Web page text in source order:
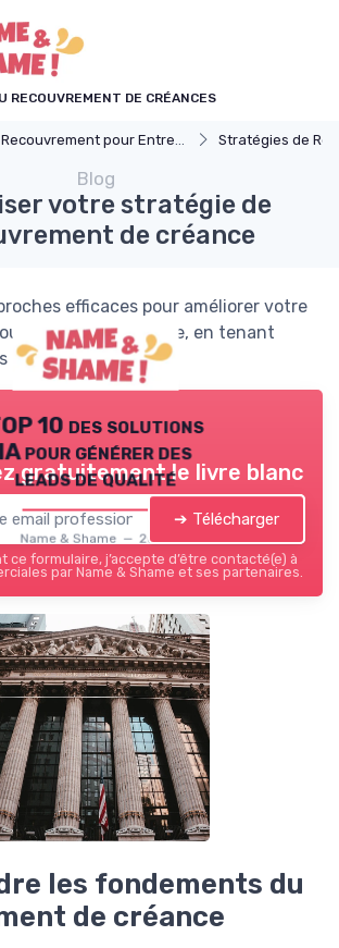
RECOUVREMENT DE CRÉANCES
Recouvrement pour Entreprises Stratégies de
Blog
votre stratégie de
de créance
efficaces pour améliorer votre
de créance, en tenant
uniques du secteur.
10 des solutions
IA pour générer des
leads de qualité
Name & Shame — 2026
gratuitement le livre blanc
➔ Télécharger
ce formulaire, j’accepte d’être contacté(e) à
par Name & Shame et ses partenaires.
les fondements du
de créance